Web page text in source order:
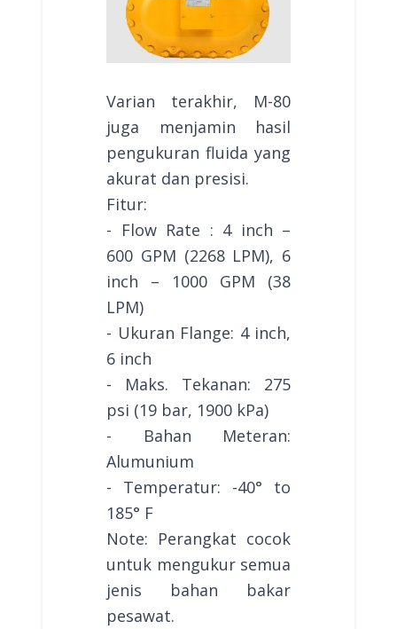
Varian terakhir, M-80
juga menjamin hasil
pengukuran fluida yang
akurat dan presisi.
Fitur:
- Flow Rate : 4 inch –
600 GPM (2268 LPM), 6
inch – 1000 GPM (38
LPM)
- Ukuran Flange: 4 inch,
6 inch
- Maks. Tekanan: 275
psi (19 bar, 1900 kPa)
- Bahan Meteran:
Alumunium
- Temperatur: -40° to
185° F
Note: Perangkat cocok
untuk mengukur semua
jenis bahan bakar
pesawat.